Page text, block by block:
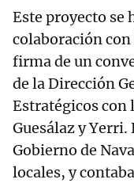
Este proyecto se
colaboración
firma de un
de la Dirección
Estratégicos con
Guesálaz y
Gobierno de
locales, y